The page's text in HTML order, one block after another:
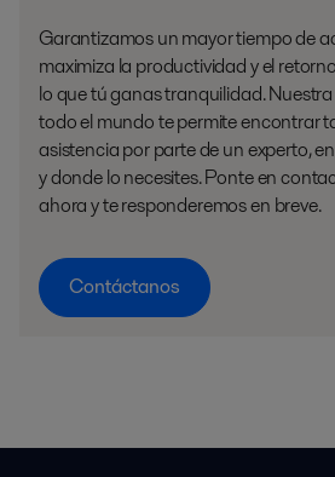
Garantizamos un mayor tiempo de
maximiza la productividad y el
lo que tú ganas tranquilidad. Nuestra
todo el mundo te permite encontrar
asistencia por parte de un experto,
y donde lo necesites. Ponte en
ahora y te responderemos en breve.
Contáctanos